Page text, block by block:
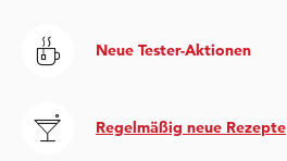
Neue Tester-Aktionen
Regelmäßig neue Rezepte